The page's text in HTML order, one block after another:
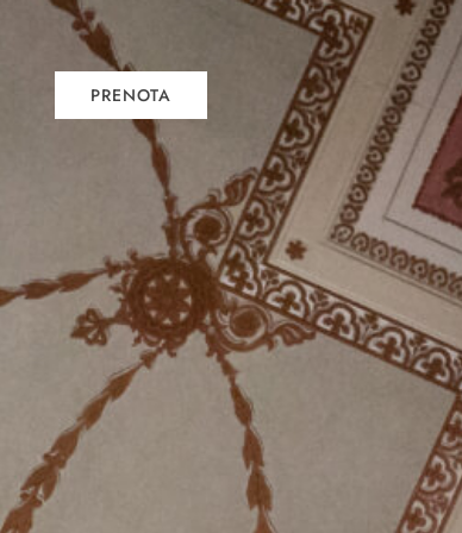
PRENOTA